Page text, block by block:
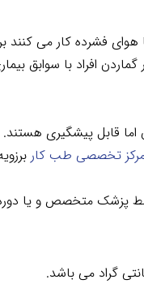
هوای فشرده کار می
افراد با سوابق
اما قابل پیشگیری هستند.
تخصصی طب کار
پزشک متخصص و یا